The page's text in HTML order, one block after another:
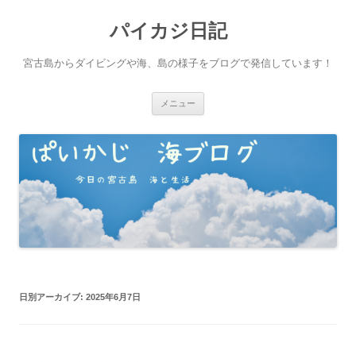
パイカジ日記
宮古島からダイビングや海、島の様子をブログで発信しています！
メニュー
ツ
へ
ス
キ
ッ
プ
日別アーカイブ: 2025年6月7日